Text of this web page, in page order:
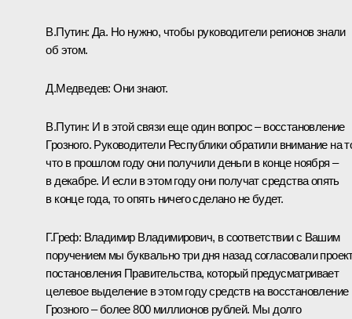
В.Путин: Да. Но нужно, чтобы руководители регионов знали
об этом.
Д.Медведев: Они знают.
В.Путин: И в этой связи еще один вопрос – восстановление
Грозного. Руководители Республики обратили внимание на
что в прошлом году они получили деньги в конце ноября –
в декабре. И если в этом году они получат средства опять
в конце года, то опять ничего сделано не будет.
Г.Греф: Владимир Владимирович, в соответствии с Вашим
поручением мы буквально три дня назад согласовали
постановления Правительства, который предусматривает
целевое выделение в этом году средств на восстановление
Грозного – более 800 миллионов рублей. Мы долго